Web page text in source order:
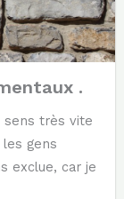
.
sens très vite
gens
exclue, car je